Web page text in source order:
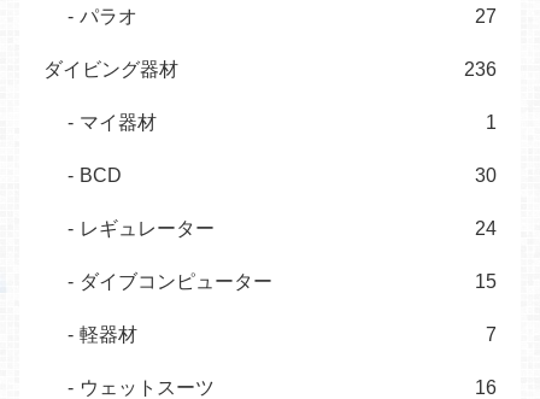
パラオ 27
ダイビング器材 236
マイ器材 1
BCD 30
レギュレーター 24
ダイブコンピューター 15
軽器材 7
ウェットスーツ 16